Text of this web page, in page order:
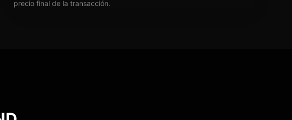
precio final de la transacción.